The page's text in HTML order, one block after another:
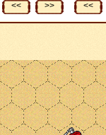
<< >> <<